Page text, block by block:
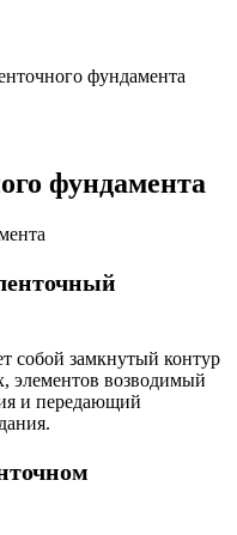
фундамента
фундамента
собой замкнутый контур
элементов возводимый
и передающий